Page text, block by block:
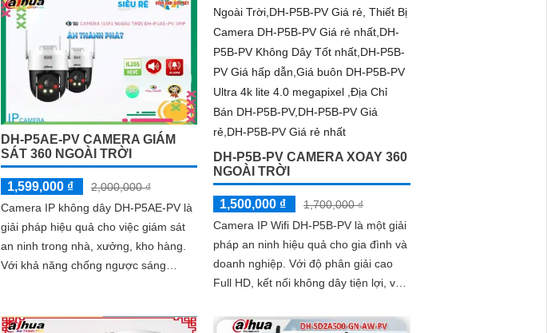
DH-P5AE-PV CAMERA GIÁM
SÁT 360 NGOÀI TRỜI
1,599,000 ₫
2,000,000 ₫
Camera IP không dây DH-P5AE-PV là
giải pháp hiệu quả cho việc giám sát
an ninh trong nhà, xưởng, kho hàng.
Với khả năng chống ngược sáng
yếu
DH-P5B-PV CAMERA XOAY 360
NGOÀI TRỜI
1,500,000 ₫
1,700,000 ₫
Camera IP Wifi DH-P5B-PV là một giải
pháp an ninh hiệu quả cho gia đình và
doanh nghiệp. Với độ phân giải cao
Full HD, kết nối không dây tiện lợi, và
yếu, camera giúp bạn theo dõi mọi